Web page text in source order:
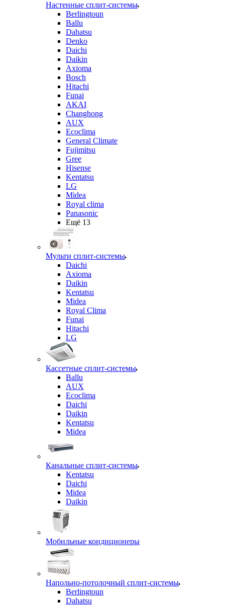
Настенные сплит-системы
Berlingtoun
Ballu
Dahatsu
Denko
Daichi
Daikin
Axioma
Bosch
Hitachi
Funai
AKAI
Changhong
AUX
Ecoclima
General Climate
Fujimitsu
Gree
Hisense
Kentatsu
LG
Midea
Royal clima
Panasonic
Ещё 13
Мульти сплит-системы
Daichi
Axioma
Daikin
Kentatsu
Midea
Royal Clima
Funai
Hitachi
LG
Кассетные сплит-системы
Ballu
AUX
Ecoclima
Daichi
Daikin
Kentatsu
Midea
Канальные сплит-системы
Kentatsu
Daichi
Midea
Daikin
Мобильные кондиционеры
Напольно-потолочный сплит-системы
Berlingtoun
Dahatsu